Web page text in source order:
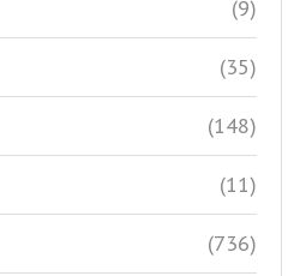
(9)
(35)
(148)
(11)
(736)